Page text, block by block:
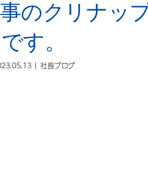
のクリナッ
です。
社長ブログ